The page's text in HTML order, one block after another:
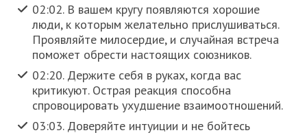
02:02. В вашем кругу появляются хорошие
люди, к которым желательно прислушиваться.
Проявляйте милосердие, и случайная встреча
поможет обрести настоящих союзников.
02:20. Держите себя в руках, когда вас
критикуют. Острая реакция способна
спровоцировать ухудшение взаимоотношений.
03:03. Доверяйте интуиции и не бойтесь